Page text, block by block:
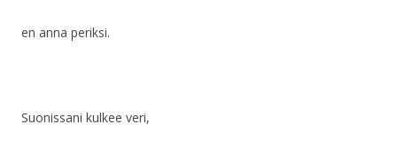
en anna periksi.
Suonissani kulkee veri,